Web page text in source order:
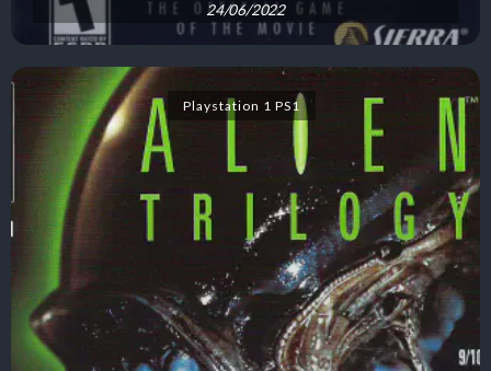
24/06/2022
Playstation 1 PS1